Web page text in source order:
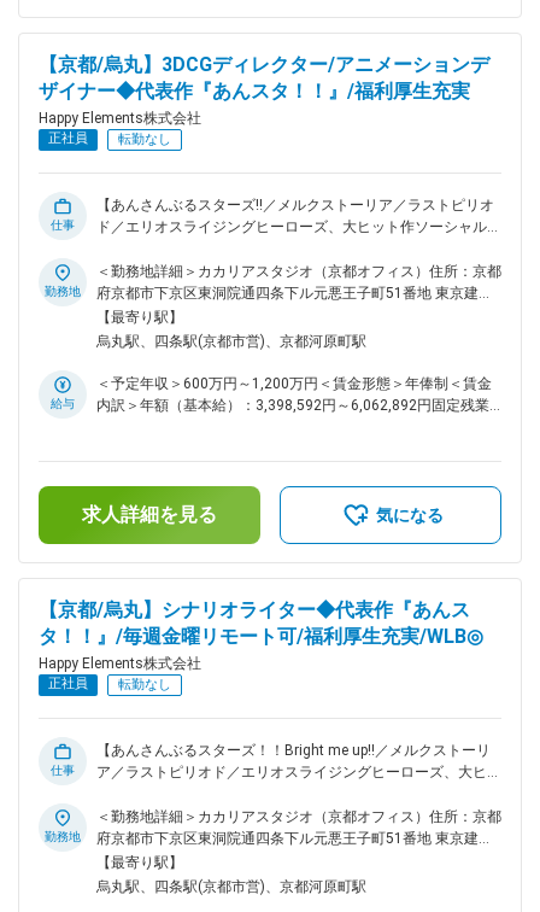
ています。年齢・性別問わず実力主義でキャリアアップを目指
していただける環境です。リーダー職（部門や部門内のセクシ
ョンの統括を行う役割）の平均年齢は37.5歳、最年少では25
歳のリーダー職登用の事例もあります。 ■抜群の働きやすさ：
毎週金曜日は、各人が集中して作業を行うことにフォーカスす
る『クリエイターズフライデー』とし、働く場所はオフィスで
より育休取得率は100%、子育てをしながら時短で働くママ、
パパの育休取得ケースも実績があります。働きやすい環境を
クな福利厚生も多数です！詳細は福利厚生欄よりご確認くださ
い。 【2次元とリアル 『2.5次元』の中での割合をどこまで寄
せるか】 https://note.com/happyelements/n/nc5ab95577a38
変更の範囲：会社の定める業務
給(月額)は固定手当を含めた表記です。
【京都/烏丸】3DCGディレクター/アニメーションデ
ザイナー◆代表作『あんスタ！！』/福利厚生充実
Happy Elements株式会社
正社員 転勤なし
仕事
【あんさんぶるスターズ!!／メルクストーリア／ラストピリオ
ド／エリオスライジングヒーローズ、大ヒット作ソーシャルゲ
ションの制作・監修 ・ミュージックビデオの企画、または関
連業務のサポート ・ミュージックビデオのビデオコンテ制
作、演出・監修、または関連業務のサポート ■関連記事：あん
スタ！！MVカメラワークのお話
土： 在籍社員は男性が4割・女性が6割を占め、職種構成で
は、エンジニアが15.7%・デザイナーが43.7%・プランナーが
していただける環境です。リーダー職（部門や部門内のセクシ
ョンの統括を行う役割）の平均年齢は37.5歳、最年少では25
歳のリーダー職登用の事例もあります。 ■抜群の働きやすさ：
毎週金曜日は、各人が集中して作業を行うことにフォーカスす
もリモートでもOKとしています。打合せや会議なども、金曜
日には極力いれないようにしています。体調不良時における月
1回を上限としたリモートワーク許可制度があり、無理をせず
ゆっくり休んでいただくことを大前提として、自宅での業務実
施には支障がないが通勤等が心身の負担になるといった場合
や、女性特有の体調不良にも利用できます。また、復職サポー
を日々追求している結果、離職率は7.85%です。 ※その他ユニ
ークな福利厚生も多数です！ ■歓迎条件補足： ・MV・PVなど
3ds Maxなどの3Dソフトウェアを使用した実務経験 ・
MotionBuilder、After Effectsなどのソフトウェアを使用した実
務経験 ・ライブ、舞台などの演出経験 ・2Dイラストの制作能
力 （資料作成時や作業指示をする際にあれば尚良し。なく
ても業務上問題はございません。） 変更の範囲：会社の定め
勤務地
＜勤務地詳細＞カカリアスタジオ（京都オフィス）住所：京都
府京都市下京区東洞院通四条下ル元悪王子町51番地 東京建物
四条烏丸ビル EAST4階勤務地最寄駅：阪急京都線／烏丸駅受
動喫煙対策：屋内全面禁煙変更の範囲：会社の定める事業所
【最寄り駅】
烏丸駅、四条駅(京都市営)、京都河原町駅
給与
＜予定年収＞600万円～1,200万円＜賃金形態＞年俸制＜賃金
内訳＞年額（基本給）：3,398,592円～6,062,892円固定残業
有無＞有＜残業手当＞有＜給与補足＞※経験・能力等を考慮の
上、当社規定により決定します。■昇級：あり■インセンティ
ブ：会社業績に応じて年1回支給します。賃金はあくまでも目
給(月額)は固定手当を含めた表記です。
求人詳細を見る 気になる
【京都/烏丸】シナリオライター◆代表作『あんス
タ！！』/毎週金曜リモート可/福利厚生充実/WLB◎
Happy Elements株式会社
正社員 転勤なし
仕事
【あんさんぶるスターズ！！Bright me up!!／メルクストーリ
ア／ラストピリオド／エリオスライジングヒーローズ、大ヒッ
既存ゲームタイトルのシナリオライティング作業全般を行って
いただきます。 ※数種類あるイベントシナリオの中から、適性
に応じてお任せします。 ■組織風土： 在籍社員は男性が4割・
女性が6割を占め、職種構成では、エンジニアが15.7%・デザ
勤務地
＜勤務地詳細＞カカリアスタジオ（京都オフィス）住所：京都
府京都市下京区東洞院通四条下ル元悪王子町51番地 東京建物
四条烏丸ビル EAST4階勤務地最寄駅：阪急京都線／烏丸駅受
動喫煙対策：屋内全面禁煙変更の範囲：会社の定める事業所
【最寄り駅】
烏丸駅、四条駅(京都市営)、京都河原町駅